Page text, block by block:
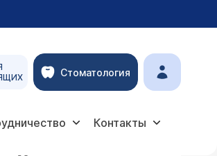
Стоматология
Контакты